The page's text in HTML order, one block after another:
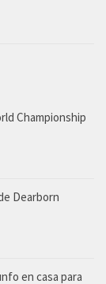
Championship
Dearborn
en casa para